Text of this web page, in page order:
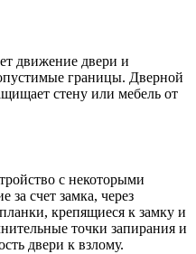
движение двери и
границы. Дверной
стену или мебель от
с некоторыми
за счет замка, через
крепящиеся к замку и
точки запирания и
двери к взлому.